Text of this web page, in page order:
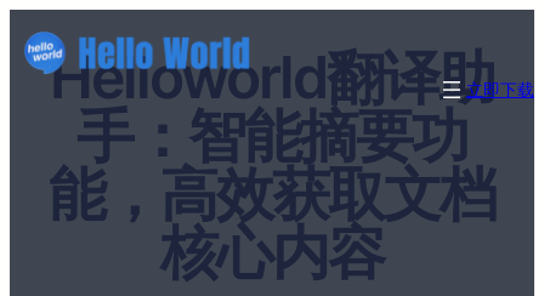
立即下载
Helloworld翻译助
手：智能摘要功
能，高效获取文档
核心内容